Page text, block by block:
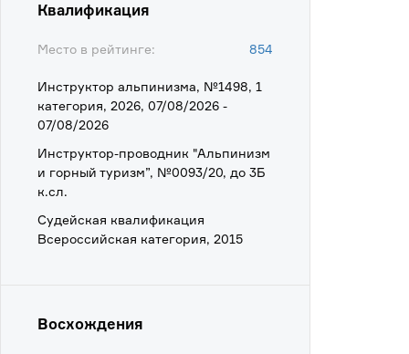
Квалификация
Место в рейтинге: 854
Инструктор альпинизма, №1498, 1
категория, 2026, 07/08/2026 -
07/08/2026
Инструктор-проводник "Альпинизм
и горный туризм”, №0093/20, до 3Б
к.сл.
Судейская квалификация
Всероссийская категория, 2015
Восхождения